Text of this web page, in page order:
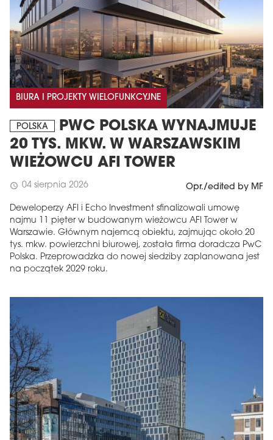
BIURA I PROJEKTY WIELOFUNKCYJNE
POLSKA
PWC POLSKA WYNAJMUJE
20 TYS. MKW. W WARSZAWSKIM
WIEŻOWCU AFI TOWER
schedule 04 sierpnia 2026 Opr./edited by MF
Deweloperzy AFI i Echo Investment sfinalizowali umowę
najmu 11 pięter w budowanym wieżowcu AFI Tower w
Warszawie. Głównym najemcą obiektu, zajmując około 20
tys. mkw. powierzchni biurowej, została firma doradcza PwC
Polska. Przeprowadzka do nowej siedziby zaplanowana jest
na początek 2029 roku.